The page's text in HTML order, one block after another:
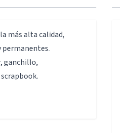
más alta calidad,
permanentes.
ganchillo,